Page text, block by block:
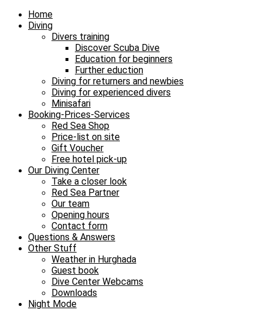
Home
Diving
Divers training
Discover Scuba Dive
Education for beginners
Further eduction
Diving for returners and newbies
Diving for experienced divers
Minisafari
Booking-Prices-Services
Red Sea Shop
Price-list on site
Gift Voucher
Free hotel pick-up
Our Diving Center
Take a closer look
Red Sea Partner
Our team
Opening hours
Contact form
Questions & Answers
Other Stuff
Weather in Hurghada
Guest book
Dive Center Webcams
Downloads
Night Mode